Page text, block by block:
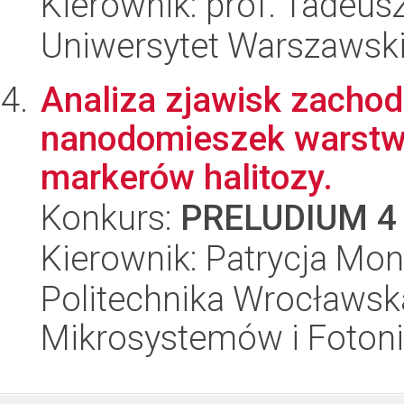
Uniwersytet
Analiza zjawisk
nanodomieszek
markerów halitozy.
Konkurs: PRELUDIUM 4
Kierownik: Patrycja
Politechnika
Mikrosystemów i